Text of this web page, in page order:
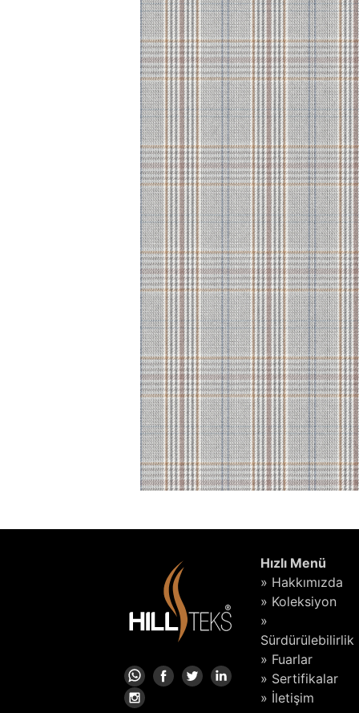
Hızlı Menü
» Hakkımızda
» Koleksiyon
»
Sürdürülebilirlik
» Fuarlar
» Sertifikalar
» İletişim